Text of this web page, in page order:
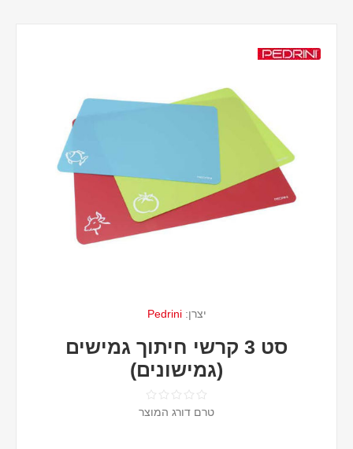
יצרן: Pedrini
סט 3 קרשי חיתוך גמישים
(גמישונים)
טרם דורג המוצר